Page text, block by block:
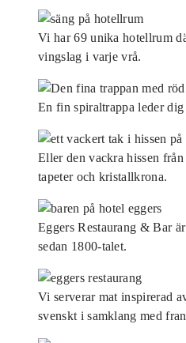
Vi har 69 unika hotellrum
vingslag i varje vrå.
En fin spiraltrappa leder
Eller den vackra hissen
tapeter och kristallkrona.
Eggers Restaurang & Bar
sedan 1800-talet.
Vi serverar mat inspirerad
svenskt i samklang med